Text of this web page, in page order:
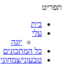
תפריט
בית
עלי
יוגה
כל המתכונים
טבעוני/צמחוני